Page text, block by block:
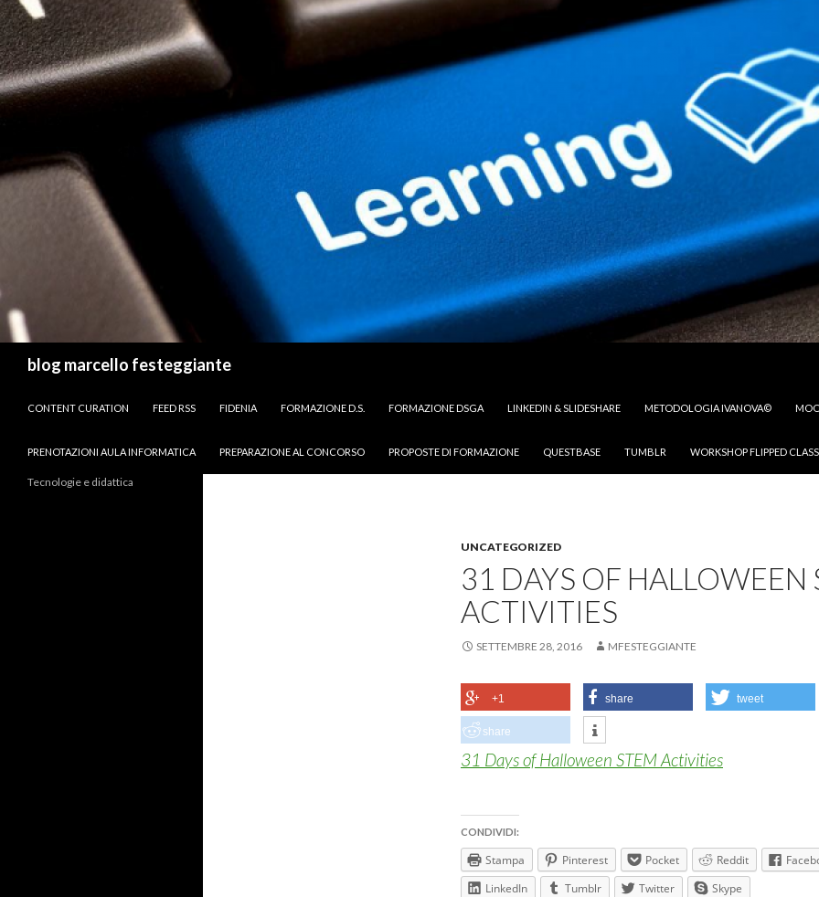
blog marcello festeggiante
CONTENT CURATION
FEED RSS FIDENIA FORMAZIONE D.S. FORMAZIONE DSGA LINKEDIN & SLIDESHARE METODOLOGIA IVANOVA©
PRENOTAZIONI AULA INFORMATICA PREPARAZIONE AL CONCORSO PROPOSTE DI FORMAZIONE QUESTBASE TUMBLR WORKSHOP FLIPPED
UNCATEGORIZED
31 DAYS OF HALLOWEEN
ACTIVITIES
SETTEMBRE 28, 2016 MFESTEGGIANTE
+1 share tweet
share
31 Days of Halloween STEM Activities
CONDIVIDI:
Stampa Pinterest Pocket Reddit
LinkedIn
Tumblr Twitter Skype
Tecnologie e didattica